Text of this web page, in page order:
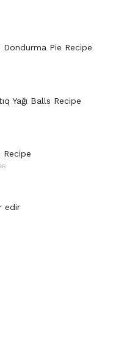
Dondurma Pie Recipe
Yağı Balls Recipe
Recipe
edir